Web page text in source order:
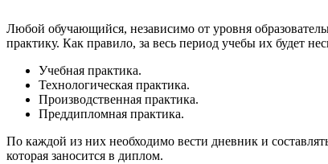
Любой обучающийся, независимо от уровня
практику. Как правило, за весь период учебы их будет
Учебная практика.
Технологическая практика.
Производственная практика.
Преддипломная практика.
По каждой из них необходимо вести дневник и
которая заносится в диплом.